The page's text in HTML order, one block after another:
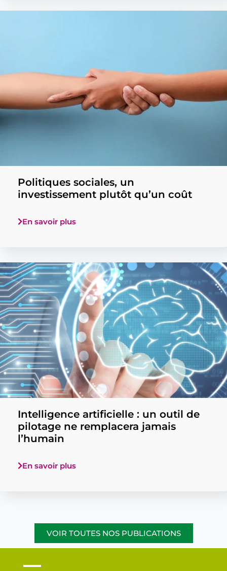
Politiques sociales, un
investissement plutôt qu’un coût
En savoir plus
Intelligence artificielle : un outil de
pilotage ne remplacera jamais
l’humain
En savoir plus
VOIR TOUTES NOS PUBLICATIONS